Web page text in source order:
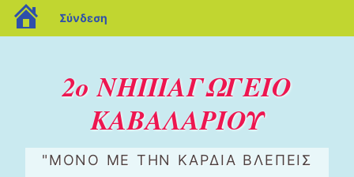
2ο ΝΗΠΙΑΓΩΓΕΙΟ
ΚΑΒΑΛΑΡΙΟΥ
"ΜΌΝΟ ΜΕ ΤΗΝ ΚΑΡΔΙΆ ΒΛΈΠΕΙΣ
blogs.sch.gr
Σύνδεση